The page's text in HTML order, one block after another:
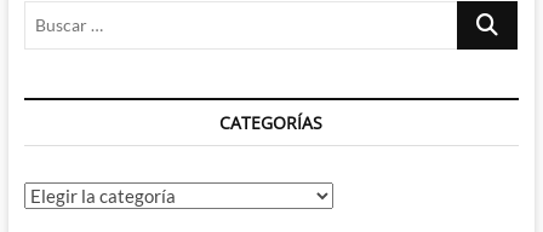
ha
Parte
Buscar
CATEGORÍAS
Categorías